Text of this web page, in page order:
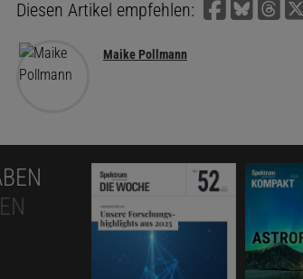
Diesen Artikel empfehlen:
Maike Pollmann